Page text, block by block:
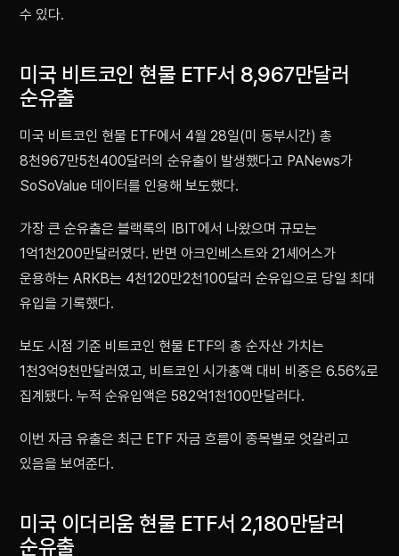
수 있다.
미국 비트코인 현물 ETF서 8,967만달러
순유출
미국 비트코인 현물 ETF에서 4월 28일(미 동부시간) 총
8천967만5천400달러의 순유출이 발생했다고 PANews가
SoSoValue 데이터를 인용해 보도했다.
가장 큰 순유출은 블랙록의 IBIT에서 나왔으며 규모는
1억1천200만달러였다. 반면 아크인베스트와 21셰어스가
운용하는 ARKB는 4천120만2천100달러 순유입으로 당일 최대
유입을 기록했다.
보도 시점 기준 비트코인 현물 ETF의 총 순자산 가치는
1천3억9천만달러였고, 비트코인 시가총액 대비 비중은 6.56%로
집계됐다. 누적 순유입액은 582억1천100만달러다.
이번 자금 유출은 최근 ETF 자금 흐름이 종목별로 엇갈리고
있음을 보여준다.
미국 이더리움 현물 ETF서 2,180만달러
순유출